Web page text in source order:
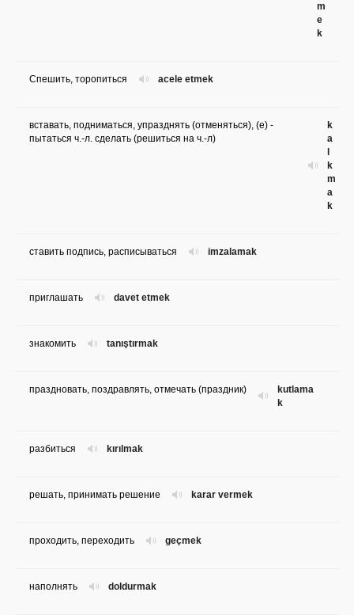
m
e
k
acele etmek
Спешить, торопиться
k
a
k
m
a
k
вставать, подниматься, упразднять (отменяться), (e) -
пытаться ч.-л. сделать (решиться на ч.-л)
imzalamak
ставить подпись, расписываться
davet etmek
приглашать
tanıştırmak
знакомить
kutlama
k
праздновать, поздравлять, отмечать (праздник)
kırılmak
разбиться
karar vermek
решать, принимать решение
geçmek
проходить, переходить
doldurmak
наполнять